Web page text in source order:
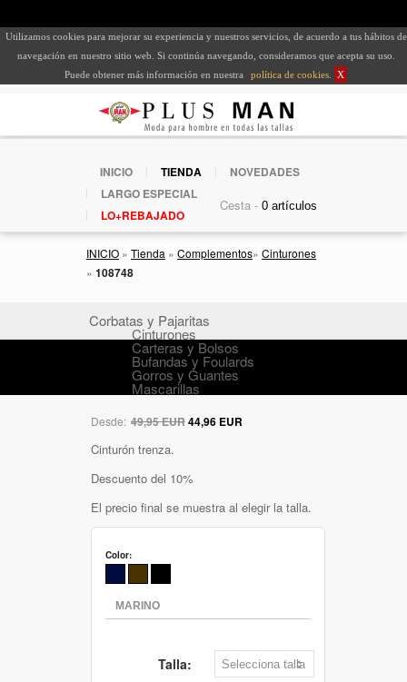
Utilizamos cookies para mejorar su experiencia y nuestros servicios, de acuerdo a tus hábitos de
navegación en nuestro sitio web. Si continúa navegando, consideramos que acepta su uso.
Puede obtener más información en nuestra
política de cookies X
INICIO TIENDA
NOVEDADES
LARGO ESPECIAL
LO+REBAJADO
Cesta -
INICIO » Tienda » Complementos» Cinturones
» 108748
Corbatas y Pajaritas
Cinturones
Carteras y Bolsos
Bufandas y Foulards
Gorros y Guantes
Mascarillas
Desde: 49,95 EUR44,96 EUR
Cinturón trenza.
Descuento del 10%
El precio final se muestra al elegir la talla.
Color:
Talla: